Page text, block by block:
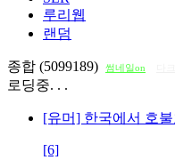
루리웹
랜덤
종합 (5099189) 썸네일on
로딩중. . .
[유머] 한국에서 호
[6]